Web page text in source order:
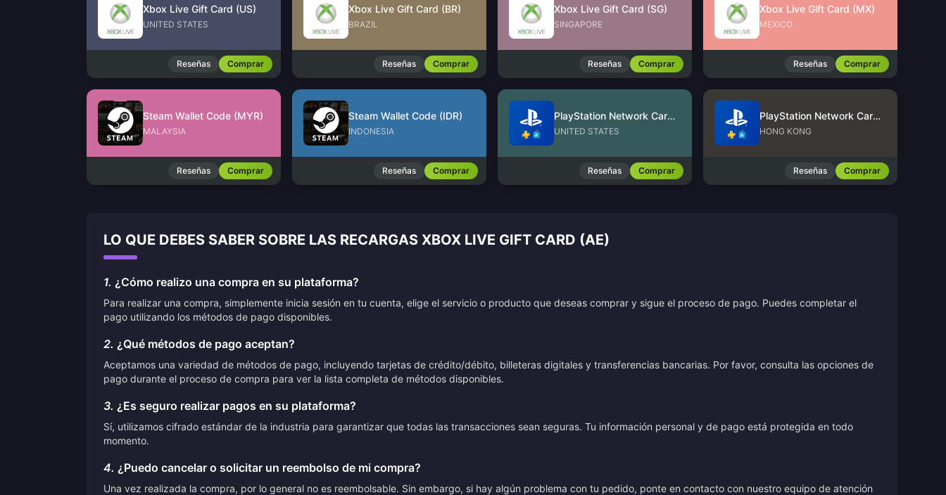
Xbox Live Gift Card (US)
UNITED STATES
Reseñas Comprar
Xbox Live Gift Card (BR)
BRAZIL
Reseñas Comprar
Xbox Live Gift Card (SG)
SINGAPORE
Reseñas Comprar
Xbox Live Gift Card (MX)
MEXICO
Reseñas Comprar
Steam Wallet Code (MYR)
MALAYSIA
Reseñas Comprar
Steam Wallet Code (IDR)
INDONESIA
Reseñas Comprar
PlayStation Network Card (US)
UNITED STATES
Reseñas Comprar
PlayStation Network Card (HK)
HONG KONG
Reseñas Comprar
LO QUE DEBES SABER SOBRE LAS RECARGAS XBOX LIVE GIFT CARD (AE)
1. ¿Cómo realizo una compra en su plataforma?
Para realizar una compra, simplemente inicia sesión en tu cuenta, elige el servicio o producto que deseas comprar y sigue el proceso de pago. Puedes completar el
pago utilizando los métodos de pago disponibles.
2. ¿Qué métodos de pago aceptan?
Aceptamos una variedad de métodos de pago, incluyendo tarjetas de crédito/débito, billeteras digitales y transferencias bancarias. Por favor, consulta las opciones de
pago durante el proceso de compra para ver la lista completa de métodos disponibles.
3. ¿Es seguro realizar pagos en su plataforma?
Sí, utilizamos cifrado estándar de la industria para garantizar que todas las transacciones sean seguras. Tu información personal y de pago está protegida en todo
momento.
4. ¿Puedo cancelar o solicitar un reembolso de mi compra?
Una vez realizada la compra, por lo general no es reembolsable. Sin embargo, si hay algún problema con tu pedido, ponte en contacto con nuestro equipo de atención